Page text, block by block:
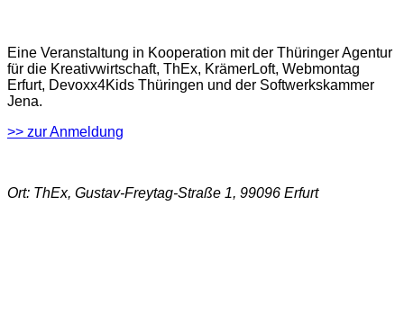
Eine Veranstaltung in Kooperation mit der Thüringer Agentur
für die Kreativwirtschaft, ThEx, KrämerLoft, Webmontag
Erfurt, Devoxx4Kids Thüringen und der Softwerkskammer
Jena.
>> zur Anmeldung
Ort: ThEx, Gustav-Freytag-Straße 1, 99096 Erfurt